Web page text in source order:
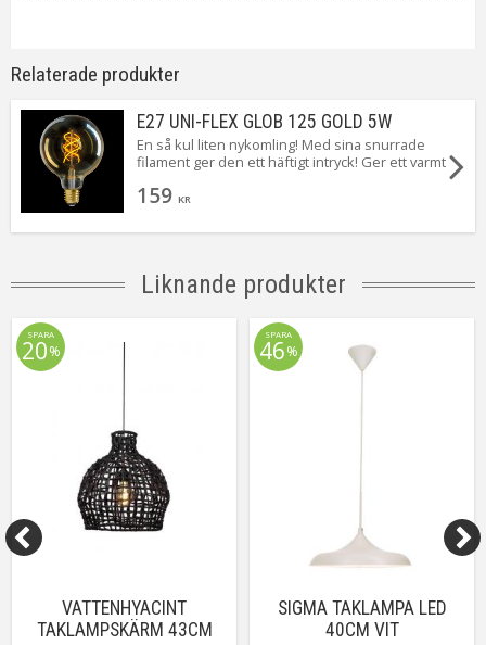
Relaterade produkter
E27 UNI-FLEX GLOB 125 GOLD 5W
En så kul liten nykomling! Med sina snurrade
filament ger den ett häftigt intryck! Ger ett varmt
159 KR
Liknande produkter
VATTENHYACINT
TAKLAMPSKÄRM 43CM
SPARA
20%
SIGMA TAKLAMPA LED
40CM VIT
SPARA
46%